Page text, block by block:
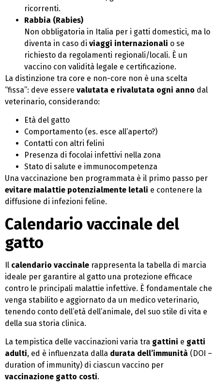
ricorrenti.
Rabbia (Rabies)
Non obbligatoria in Italia per i gatti domestici, ma lo
diventa in caso di viaggi internazionali o se
richiesto da regolamenti regionali/locali. È un
vaccino con validità legale e certificazione.
La distinzione tra core e non-core non è una scelta
“fissa”: deve essere valutata e rivalutata ogni anno dal
veterinario, considerando:
Età del gatto
Comportamento (es. esce all’aperto?)
Contatti con altri felini
Presenza di focolai infettivi nella zona
Stato di salute e immunocompetenza
Una vaccinazione ben programmata è il primo passo per
evitare malattie potenzialmente letali e contenere la
diffusione di infezioni feline.
Calendario vaccinale del
gatto
Il calendario vaccinale rappresenta la tabella di marcia
ideale per garantire al gatto una protezione efficace
contro le principali malattie infettive. È fondamentale che
venga stabilito e aggiornato da un medico veterinario,
tenendo conto dell’età dell’animale, del suo stile di vita e
della sua storia clinica.
La tempistica delle vaccinazioni varia tra gattini e gatti
adulti, ed è influenzata dalla durata dell’immunità (DOI –
duration of immunity) di ciascun vaccino per
vaccinazione gatto costi.